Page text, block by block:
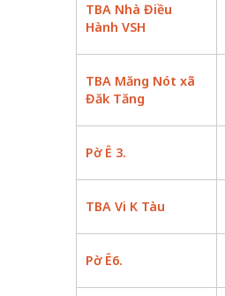
TBA Nhà Điều
Hành VSH
TBA Măng Nót xã
Đăk Tăng
Pờ Ê 3.
TBA Vi K Tàu
Pờ Ê6.